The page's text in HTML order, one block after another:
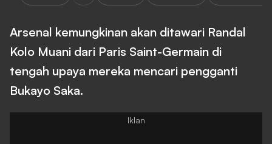
Arsenal kemungkinan akan ditawari Randal
Kolo Muani dari Paris Saint-Germain di
tengah upaya mereka mencari pengganti
Bukayo Saka.